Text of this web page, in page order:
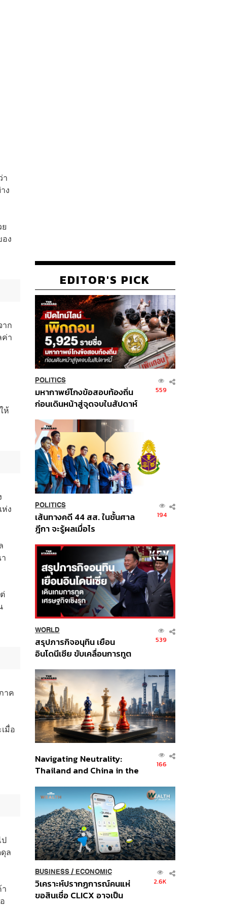
า
ง
ง
ก
า
ห้
ง
าค
มื่อ
ล
EDITOR'S PICK
POLITICS
มหากาพย์โกงข้อสอบท้องถิ่น
ก่อนเดินหน้าสู่จุดจบในสัปดาห์
559
POLITICS
เส้นทางคดี 44 สส. ในชั้นศาล
ฎีกา จะรู้ผลเมื่อไร
194
WORLD
สรุปภารกิจอนุทิน เยือน
อินโดนีเซีย ขับเคลื่อนการทูต
ส่วนยุทธศาสตร์ไทย –
อินโดนีเซีย
539
Navigating Neutrality:
Thailand and China in the
Order
166
BUSINESS/ ECONOMIC
วิเคราะห์ปรากฏการณ์คนแห่
ขอสินเชื่อ CLICX อาจเป็น
2.6K